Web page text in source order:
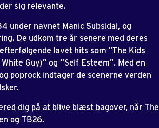
sig relevante.
under navnet Manic Subsidal, og
De udkom tre år senere med deres
lavet hits som “The Kids
Guy)” og “Self Esteem”. Med en
poprock indtager de scenerne verden
dig på at blive blæst bagover, når The
og TB26.